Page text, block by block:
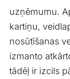
uzņēmumu.
kartiņu,
nosūtīšanas
izmanto
tādēļ ir izcils